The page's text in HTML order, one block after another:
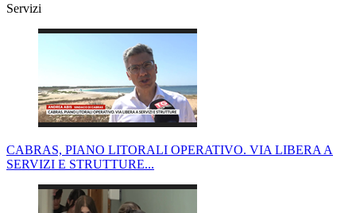
Servizi
CABRAS, PIANO LITORALI OPERATIVO. VIA LIBERA A
SERVIZI E STRUTTURE...